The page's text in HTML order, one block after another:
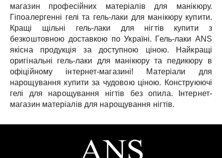
магазин професійних матеріалів для манікюру.
Гіпоалергенні гелі та гель-лаки для манікюру купити.
Кращі щільні гель-лаки для нігтів купити з
безкоштовною доставкою по Україні. Гель-лаки ANS
якісна продукція за доступною ціною.
Найкращі
оригінальні гель-лаки для манікюру та педикюру в
офіційному інтернет-магазині!
Матеріали для
нарощування купити за чудовою ціною. Конструюючі
гелі для нарощування нігтів без опила.
Інтернет-
магазин матеріалів для нарощування нігтів.